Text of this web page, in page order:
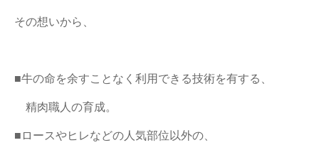
その想いから、
■牛の命を余すことなく利用できる技術を有する、
精肉職人の育成。
■ロースやヒレなどの人気部位以外の、